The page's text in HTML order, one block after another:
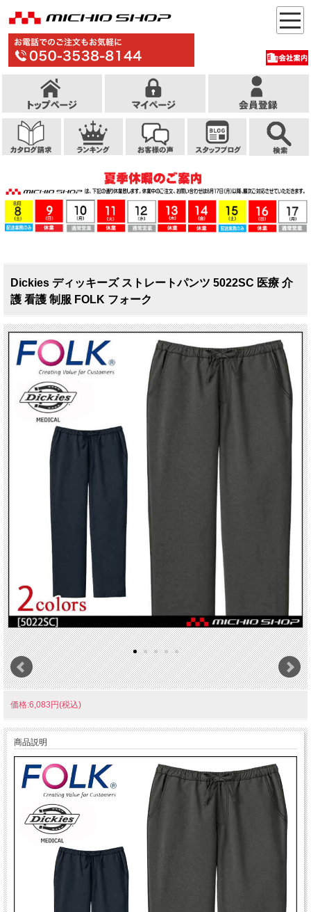
Dickies ディッキーズ ストレートパンツ 5022SC 医療 介
護 看護 制服 FOLK フォーク
価格:6,083円(税込)
商品説明